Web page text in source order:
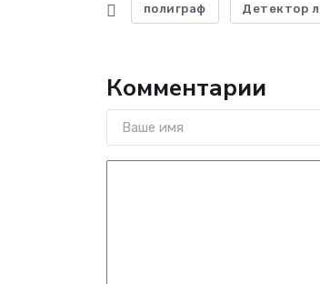
полиграф Детектор
Комментарии